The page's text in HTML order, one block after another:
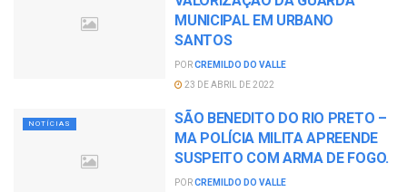
MUNICIPAL EM URBANO
SANTOS
PORCREMILDO DO VALLE
23 DE ABRIL DE 2022
NOTÍCIAS
SÃO BENEDITO DO RIO PRETO –
MA POLÍCIA MILITA APREENDE
SUSPEITO COM ARMA DE FOGO.
PORCREMILDO DO VALLE